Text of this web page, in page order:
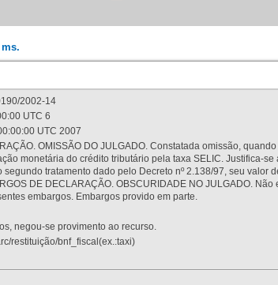
2002-14
UTC 6
UTC 2007
OMISSÃO DO JULGADO. Constatada omissão,
monetária do crédito tributário pela taxa SELIC. Justifica-
tratamento dado pelo Decreto nº 2.138/97, seu valor
DE DECLARAÇÃO. OBSCURIDADE NO JULGADO.
embargos. Embargos provido em parte.
negou-se provimento ao recurso.
restituição/bnf_fiscal(ex.:taxi)